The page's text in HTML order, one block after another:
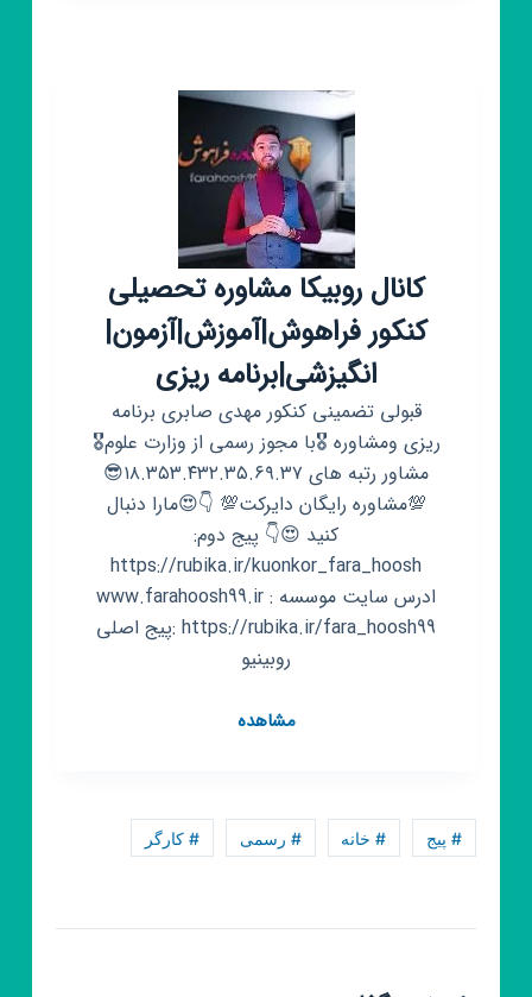
محلہ
مهربونے
کانال روبیکا مشاوره تحصیلی
کنکور فراهوش|آموزش|آزمون|
انگیزشی|برنامه ریزی
قبولی تضمینی کنکور مهدی صابری برنامه
ریزی ومشاوره 🎖با مجوز رسمی از وزارت علوم🎖
مشاور رتبه های ۱۸.۳۵۳.۴۳۲.۳۵.۶۹.۳۷😎
💯مشاوره رایگان دایرکت💯 👇😍مارا دنبال
کنید 😍👇 پیج دوم:
https://rubika.ir/kuonkor_fara_hoosh
ادرس سایت موسسه : www.farahoosh99.ir
https://rubika.ir/fara_hoosh99 :پیج اصلی
روبینیو
مشاهدهکانال
فراهوش|
# پیج # خانه # رسمی # کارگر